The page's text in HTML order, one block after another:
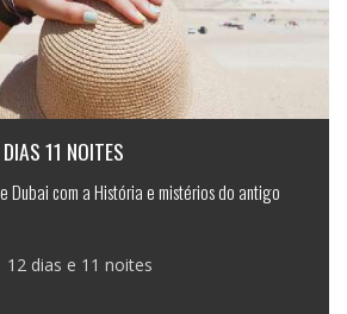
11 NOITES
Dubai com a História e mistérios do antigo
12 dias e 11 noites